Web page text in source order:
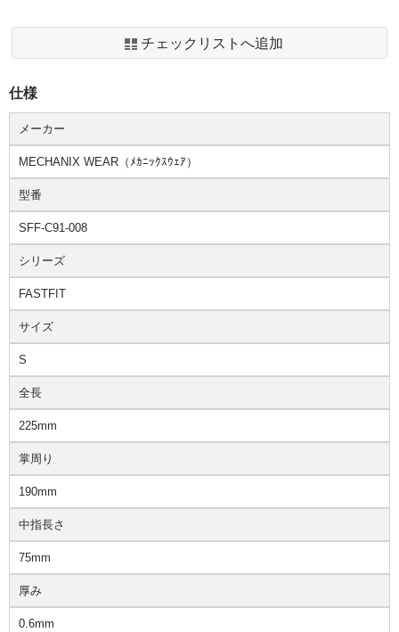
チェックリストへ追加
仕様
メーカー
MECHANIX WEAR（ﾒｶﾆｯｸｽｳｪｱ）
型番
SFF-C91-008
シリーズ
FASTFIT
サイズ
S
全長
225mm
掌周り
190mm
中指長さ
75mm
厚み
0.6mm